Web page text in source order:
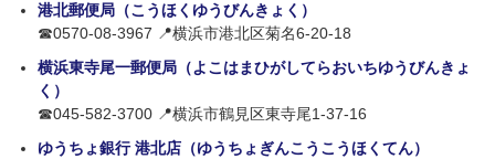
港北郵便局（こうほくゆうびんきょく）
☎0570-08-3967 📍横浜市港北区菊名6-20-18
横浜東寺尾一郵便局（よこはまひがしてらおいちゆうびんきょ
く）
☎045-582-3700 📍横浜市鶴見区東寺尾1-37-16
ゆうちょ銀行 港北店（ゆうちょぎんこうこうほくてん）